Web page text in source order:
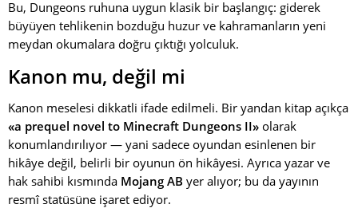
Bu, Dungeons ruhuna uygun klasik bir başlangıç: giderek
büyüyen tehlikenin bozduğu huzur ve kahramanların yeni
meydan okumalara doğru çıktığı yolculuk.
Kanon mu, değil mi
Kanon meselesi dikkatli ifade edilmeli. Bir yandan kitap açıkça
«a prequel novel to Minecraft Dungeons II» olarak
konumlandırılıyor — yani sadece oyundan esinlenen bir
hikâye değil, belirli bir oyunun ön hikâyesi. Ayrıca yazar ve
hak sahibi kısmında Mojang AB yer alıyor; bu da yayının
resmî statüsüne işaret ediyor.